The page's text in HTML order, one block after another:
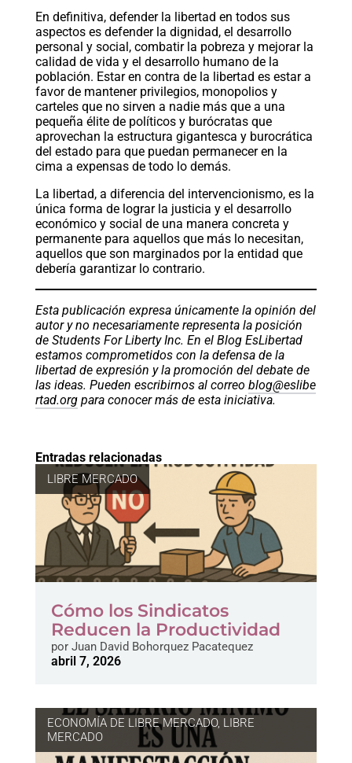
En definitiva, defender la libertad en todos sus
aspectos es defender la dignidad, el desarrollo
personal y social, combatir la pobreza y mejorar la
calidad de vida y el desarrollo humano de la
población. Estar en contra de la libertad es estar a
favor de mantener privilegios, monopolios y
carteles que no sirven a nadie más que a una
pequeña élite de políticos y burócratas que
aprovechan la estructura gigantesca y burocrática
del estado para que puedan permanecer en la
cima a expensas de todo lo demás.
La libertad, a diferencia del intervencionismo, es la
única forma de lograr la justicia y el desarrollo
económico y social de una manera concreta y
permanente para aquellos que más lo necesitan,
aquellos que son marginados por la entidad que
debería garantizar lo contrario.
Esta publicación expresa únicamente la opinión del
autor y no necesariamente representa la posición
de Students For Liberty Inc. En el Blog EsLibertad
estamos comprometidos con la defensa de la
libertad de expresión y la promoción del debate de
las ideas. Pueden escribirnos al correo blog@eslibe
rtad.orgpara conocer más de esta iniciativa.
Entradas relacionadas
LIBRE MERCADO
Cómo los Sindicatos
Reducen la Productividad
porJuan David Bohorquez Pacatequez
abril 7, 2026
ECONOMÍA DE LIBRE MERCADO, LIBRE
MERCADO